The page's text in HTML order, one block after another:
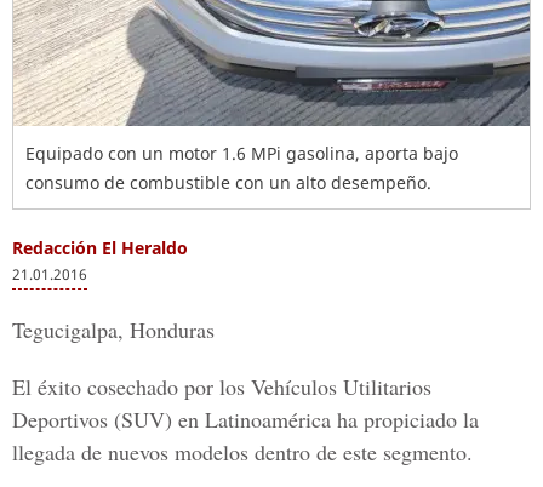
Equipado con un motor 1.6 MPi gasolina, aporta bajo
consumo de combustible con un alto desempeño.
Redacción El Heraldo
21.01.2016
Tegucigalpa, Honduras
El éxito cosechado por los Vehículos Utilitarios
Deportivos (SUV) en Latinoamérica ha propiciado la
llegada de nuevos modelos dentro de este segmento.